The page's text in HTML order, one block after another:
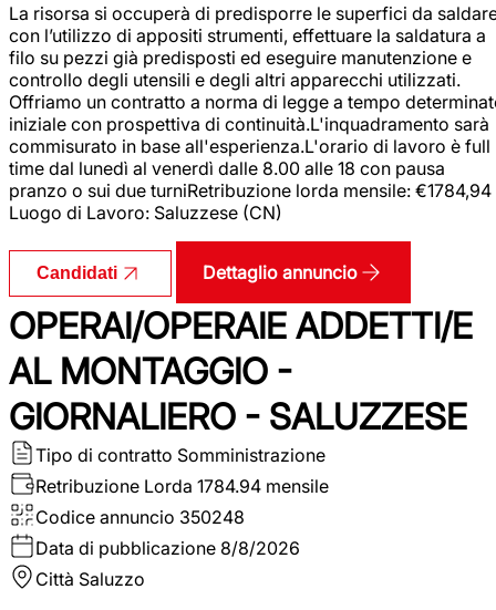
La risorsa si occuperà di predisporre le superfici da
con l’utilizzo di appositi strumenti, effettuare la saldatura a
filo su pezzi già predisposti ed eseguire manutenzione e
controllo degli utensili e degli altri apparecchi utilizzati.
Offriamo un contratto a norma di legge a tempo
iniziale con prospettiva di continuità.L'inquadramento sarà
commisurato in base all'esperienza.L'orario di lavoro è full
time dal lunedì al venerdì dalle 8.00 alle 18 con pausa
pranzo o sui due turniRetribuzione lorda mensile: €1784,94
Luogo di Lavoro: Saluzzese (CN)
Candidati Dettaglio annuncio
OPERAI/OPERAIE ADDETTI/E
AL MONTAGGIO -
GIORNALIERO - SALUZZESE
Tipo di contratto Somministrazione
Retribuzione Lorda 1784.94 mensile
Codice annuncio 350248
Data di pubblicazione 8/8/2026
Città Saluzzo